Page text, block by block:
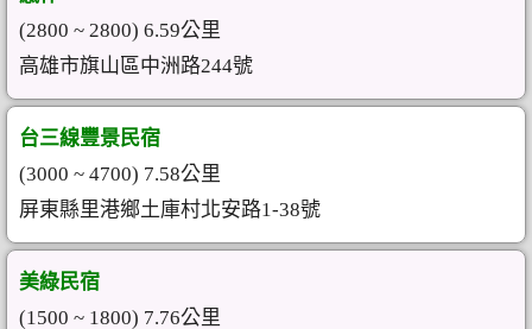
(2800 ~ 2800) 6.59公里
高雄市旗山區中洲路244號
台三線豐景民宿
(3000 ~ 4700) 7.58公里
屏東縣里港鄉土庫村北安路1-38號
美綠民宿
(1500 ~ 1800) 7.76公里